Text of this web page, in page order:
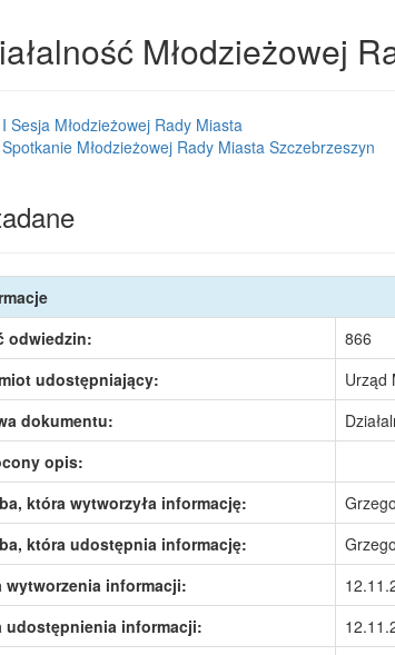
Młodzieżowej
I Sesja Młodzieżowej Rady Miasta
Spotkanie Młodzieżowej Rady Miasta Szczebrzeszyn
odwiedzin:
866
udostępniający:
Urząd
dokumentu:
opis:
która wytworzyła informację:
która udostępnia informację:
wytworzenia informacji:
udostępnienia informacji: